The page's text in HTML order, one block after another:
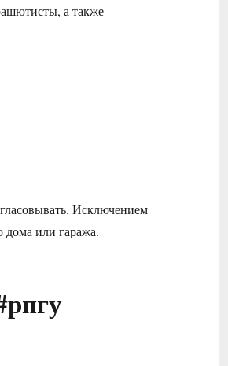
а также
Исключением
дома или гаража.